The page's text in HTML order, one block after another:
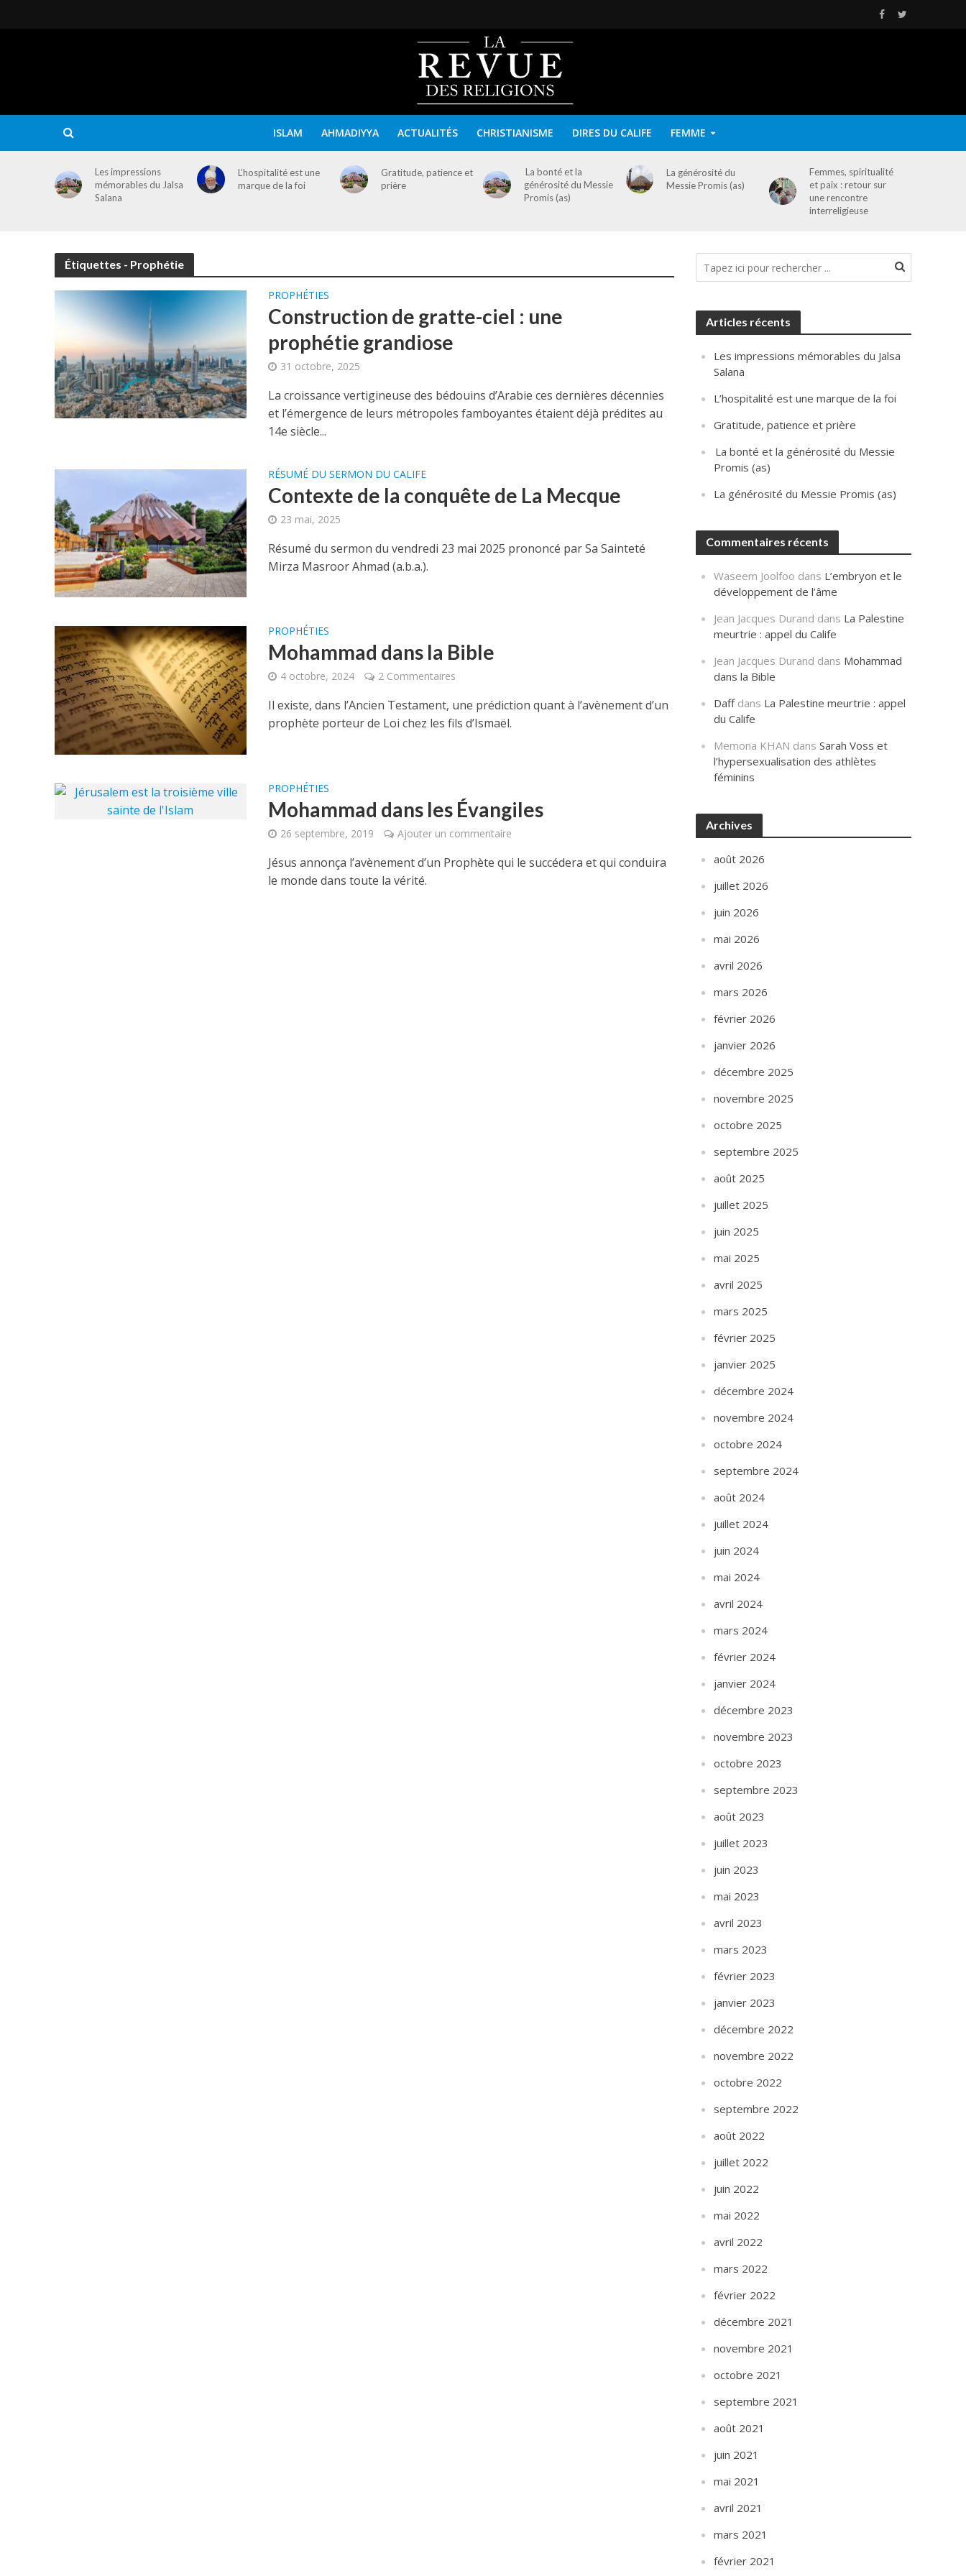
ISLAM AHMADIYYA ACTUALITÉS CHRISTIANISME DIRES DU CALIFE FEMME
Les impressions
mémorables du Jalsa
Salana
L’hospitalité est une
marque de la foi
Gratitude, patience et
prière
La bonté et la
générosité du Messie
Promis (as)
La générosité du
Messie Promis (as)
Femmes, spiritualité
et paix : retour sur
une rencontre
interreligieuse
Étiquettes - Prophétie
PROPHÉTIES
Construction de gratte-ciel : une
prophétie grandiose
31 octobre, 2025
La croissance vertigineuse des bédouins d’Arabie ces dernières décennies
et l’émergence de leurs métropoles famboyantes étaient déjà prédites au
14e siècle...
RÉSUMÉ DU SERMON DU CALIFE
Contexte de la conquête de La Mecque
23 mai, 2025
Résumé du sermon du vendredi 23 mai 2025 prononcé par Sa Sainteté
Mirza Masroor Ahmad (a.b.a.).
PROPHÉTIES
Mohammad dans la Bible
4 octobre, 2024 2 Commentaires
Il existe, dans l’Ancien Testament, une prédiction quant à l’avènement d’un
prophète porteur de Loi chez les fils d’Ismaël.
PROPHÉTIES
Mohammad dans les Évangiles
26 septembre, 2019 Ajouter un commentaire
Jésus annonça l’avènement d’un Prophète qui le succédera et qui conduira
le monde dans toute la vérité.
Articles récents
Les impressions mémorables du Jalsa
Salana
L’hospitalité est une marque de la foi
Gratitude, patience et prière
La bonté et la générosité du Messie
Promis (as)
La générosité du Messie Promis (as)
Commentaires récents
Waseem Joolfoo dans L’embryon et le
développement de l’âme
Jean Jacques Durand dans La Palestine
meurtrie : appel du Calife
Jean Jacques Durand dans Mohammad
dans la Bible
Daffdans La Palestine meurtrie : appel
du Calife
Memona KHAN dansSarah Voss et
l’hypersexualisation des athlètes
féminins
Archives
août 2026
juillet 2026
juin 2026
mai 2026
avril 2026
mars 2026
février 2026
janvier 2026
décembre 2025
novembre 2025
octobre 2025
septembre 2025
août 2025
juillet 2025
juin 2025
mai 2025
avril 2025
mars 2025
février 2025
janvier 2025
décembre 2024
novembre 2024
octobre 2024
septembre 2024
août 2024
juillet 2024
juin 2024
mai 2024
avril 2024
mars 2024
février 2024
janvier 2024
décembre 2023
novembre 2023
octobre 2023
septembre 2023
août 2023
juillet 2023
juin 2023
mai 2023
avril 2023
mars 2023
février 2023
janvier 2023
décembre 2022
novembre 2022
octobre 2022
septembre 2022
août 2022
juillet 2022
juin 2022
mai 2022
avril 2022
mars 2022
février 2022
décembre 2021
novembre 2021
octobre 2021
septembre 2021
août 2021
juin 2021
mai 2021
avril 2021
mars 2021
février 2021